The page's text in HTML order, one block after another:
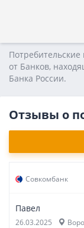
от Банков,
Бaнкa Poccии.
Отзывы о
Совкомбанк
Павел
26.03.2025